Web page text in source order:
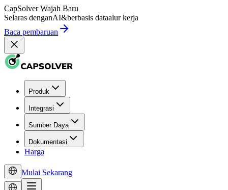
CapSolver Wajah Baru
Selaras denganAI&berbasis dataalur kerja
Baca pembaruan
Produk
Integrasi
Sumber Daya
Dokumentasi
Harga
Mulai Sekarang